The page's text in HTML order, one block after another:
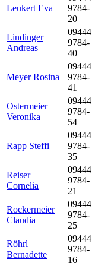
Leukert Eva
9784-
20
Lindinger
Andreas
09444
9784-
40
Meyer Rosina
09444
9784-
41
Ostermeier
Veronika
09444
9784-
54
Rapp Steffi
09444
9784-
35
Reiser
Cornelia
09444
9784-
21
Rockermeier
Claudia
09444
9784-
25
Röhrl
Bernadette
09444
9784-
16